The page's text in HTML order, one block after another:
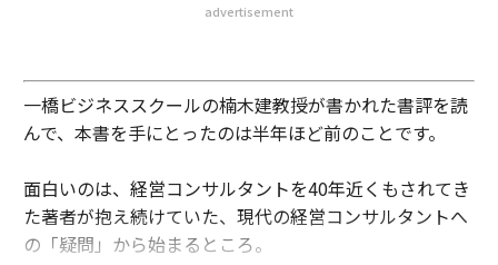
advertisement
一橋ビジネススクールの楠木建教授が書かれた書評を読
んで、本書を手にとったのは半年ほど前のことです。
面白いのは、経営コンサルタントを40年近くもされてき
た著者が抱え続けていた、現代の経営コンサルタントへ
の「疑問」から始まるところ。